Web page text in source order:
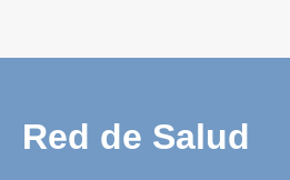
Red de Salud